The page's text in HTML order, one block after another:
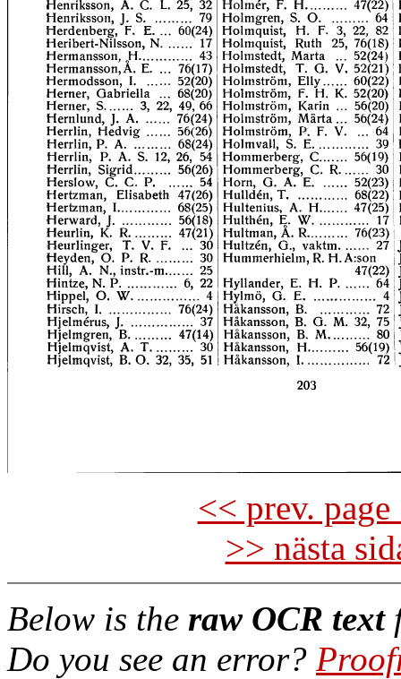
<< prev.
>> nästa
Below is the raw OCR text
Do you see an error?